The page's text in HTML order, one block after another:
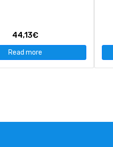
44,13€
Read more